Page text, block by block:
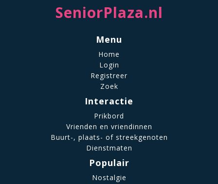
SeniorPlaza.nl
Menu
Home
Login
Registreer
Zoek
Interactie
Prikbord
Vrienden en vriendinnen
Buurt-, plaats- of streekgenoten
Dienstmaten
Populair
Nostalgie